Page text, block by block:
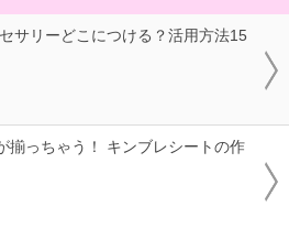
サリーどこにつける？活用方法15
揃っちゃう！ キンブレシートの作